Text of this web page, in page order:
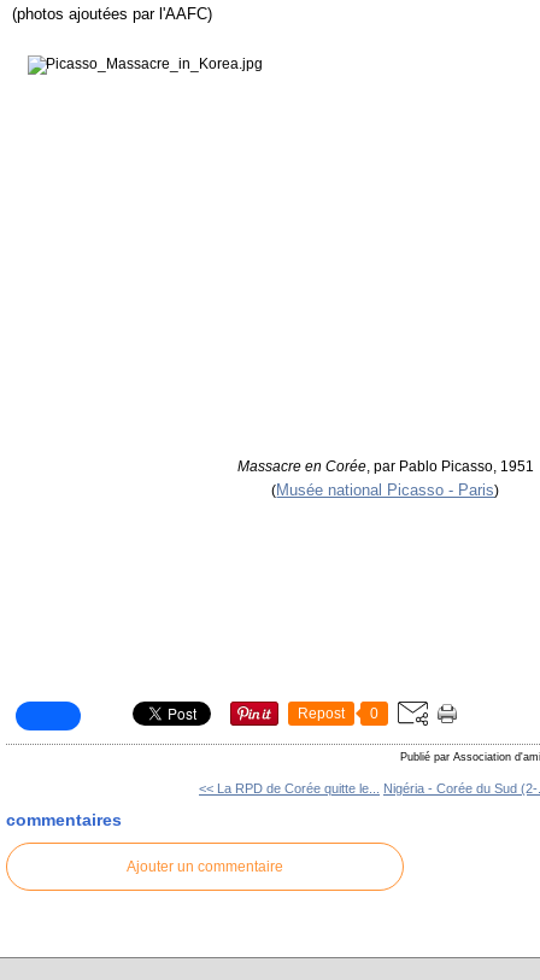
(photos ajoutées par l'AAFC)
Massacre en Corée, par Pablo Picasso, 1951
(Musée national Picasso - Paris)
Repost 0
Publié par Association
<< La RPD de Corée quitte le... Nigéria - Corée du Sud (2-
commentaires
Ajouter un commentaire